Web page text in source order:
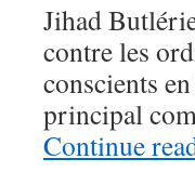
Jihad
contre les
conscients
principal
Continue